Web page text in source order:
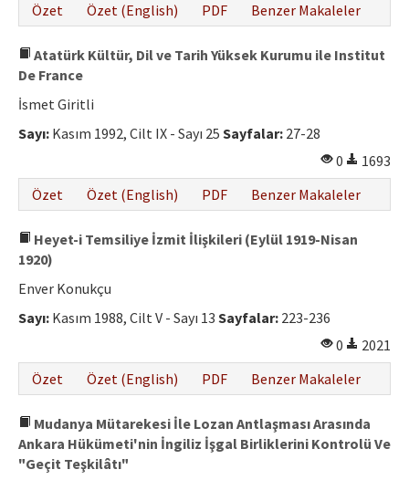
Özet
Özet (English) PDF Benzer Makaleler
Atatürk Kültür, Dil ve Tarih Yüksek Kurumu ile Institut
De France
İsmet Giritli
Sayı: Kasım 1992, Cilt IX - Sayı 25 Sayfalar: 27-28
0
1693
Özet
Özet (English) PDF Benzer Makaleler
Heyet-i Temsiliye İzmit İlişkileri (Eylül 1919-Nisan
1920)
Enver Konukçu
Sayı: Kasım 1988, Cilt V - Sayı 13 Sayfalar: 223-236
0
2021
Özet
Özet (English) PDF Benzer Makaleler
Mudanya Mütarekesi İle Lozan Antlaşması Arasında
Ankara Hükümeti'nin İngiliz İşgal Birliklerini Kontrolü Ve
"Geçit Teşkilâtı"